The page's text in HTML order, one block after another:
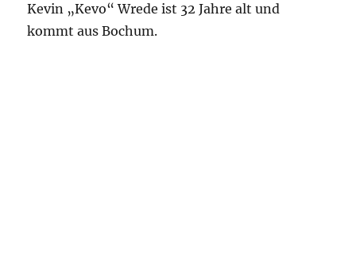
Kevin „Kevo“ Wrede ist 32 Jahre alt und
kommt aus Bochum.